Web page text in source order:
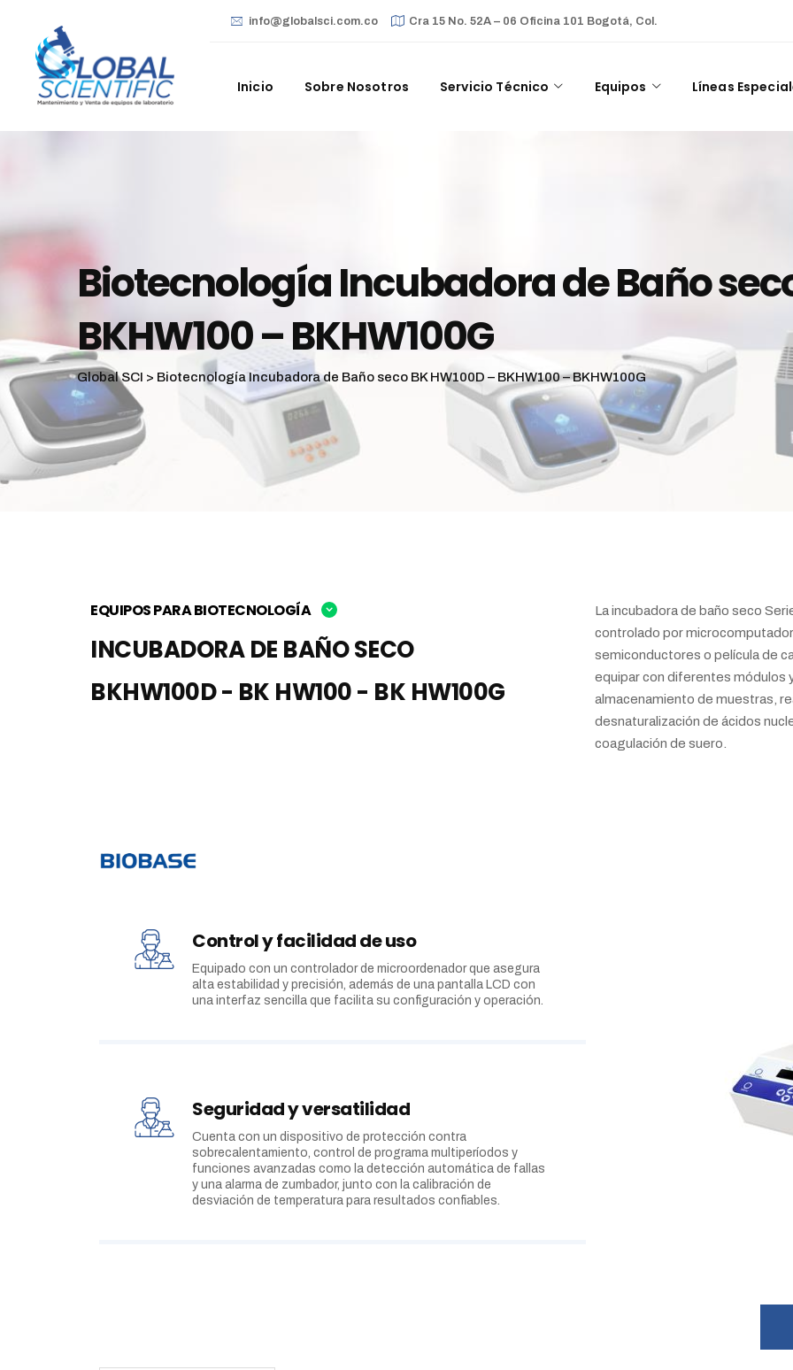
info@globalsci.com.co Cra 15 No. 52A – 06 Oficina 101 Bogotá, Col.
Inicio Sobre Nosotros Servicio Técnico Equipos Líneas
Biotecnología Incubadora de Baño
BKHW100 – BKHW100G
Global SCI > Biotecnología Incubadora de Baño seco BK HW100D – BKHW100 – BKHW100G
EQUIPOS PARA BIOTECNOLOGÍA
INCUBADORA DE BAÑO SECO
BKHW100D - BK HW100 - BK HW100G
La incubadora de baño seco
controlado por
semiconductores o película de
equipar con diferentes módulos
almacenamiento de muestras,
desnaturalización de ácidos
coagulación de suero.
Control y facilidad de uso
Equipado con un controlador de microordenador que asegura
alta estabilidad y precisión, además de una pantalla LCD con
una interfaz sencilla que facilita su configuración y operación.
Seguridad y versatilidad
Cuenta con un dispositivo de protección contra
sobrecalentamiento, control de programa multiperíodos y
funciones avanzadas como la detección automática de fallas
y una alarma de zumbador, junto con la calibración de
desviación de temperatura para resultados confiables.